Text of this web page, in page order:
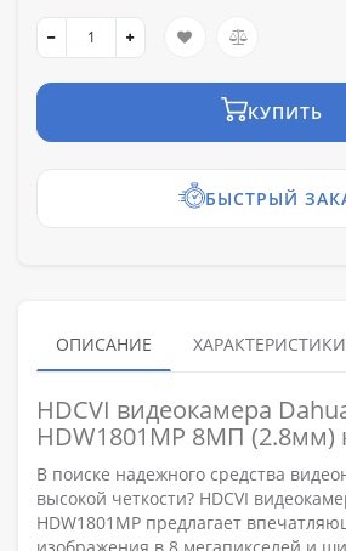
КУПИТЬ
БЫСТРЫЙ
ОПИСАНИЕ ХАРАКТЕРИСТИКИ
HDCVI видеокамера
HDW1801MP 8МП (2.8мм)
В поиске надежного средства
высокой четкости? HDCVI
HDW1801MP предлагает